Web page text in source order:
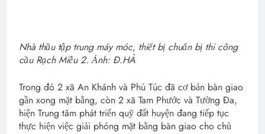
Nhà thầu tập trung máy móc, thiết bị chuẩn bị thi công
cầu Rạch Miễu 2. Ảnh: Đ.HÀ
Trong đó 2 xã An Khánh và Phú Túc đã cơ bản bàn giao
gần xong mặt bằng, còn 2 xã Tam Phước và Tường Đa,
hiện Trung tâm phát triển quỹ đất huyện đang tiếp tục
thực hiện việc giải phóng mặt bằng bàn giao cho chủ